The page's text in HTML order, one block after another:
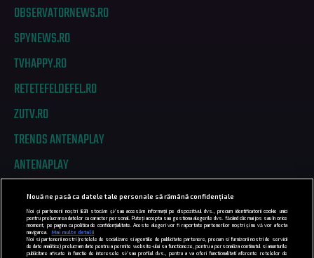
OBSERVATORNEWS.RO
SPYNEWS.RO
TVHAPPY.RO
RETETEFELDEFEL.RO
ZUTV.RO
TRENDS ANTENAPLAY
ANTENAPLAY
PRIVACY
COD DEONTOLOGIC
Nouă ne pasă ca datele tale personale să rămână confidențiale
Noi și partenerii noștri 831
stocăm și/sau accesăm informații pe dispozitivul dvs., precum identificatorii cookie unici
pentru prelucrarea datelor cu caracter personal. Puteți accepta sau gestiona alegerile dvs. făcând clic mai jos sau în orice
moment, pe pagina cu politica de confidențialitate. Aceste alegeri vor fi raportate partenerilor noștri și nu vă vor afecta
navigarea.
Mai multe detalii
Noi si partenerii nostri (retelele de socializare si agentiile de publicitate partenere, precum si furnizorii nostri de servicii
de date analitice) prelucram date pentru a permite website-ului sa functioneze, pentru a personaliza continutul si anunturile
publicitare afisate in functie de interesele si/sau profilul dvs., pentru a va oferi functionalitati aferente retelelor de